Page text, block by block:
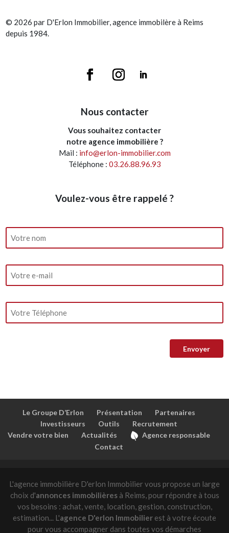
© 2026 par D'Erlon Immobilier, agence immobilère à Reims
depuis 1984.
Nous contacter
Vous souhaitez contacter
notre agence immobilière ?
Mail : info@erlon-immobilier.com
Téléphone : 03.26.88.96.93
Voulez-vous être rappelé ?
Le Groupe D’Erlon Présentation
Partenaires
Investisseurs
Outils
Recrutement
Vendre votre bien
Actualités
Agence responsable
Contact
L'agence immobilière D'erlon Immobilier vous propose un large
choix d'annonces immobilièresà Reims, pour répondre à tous
vos besoins : achat, vente, location, gestion, construction,
estimation... L'agence D'erlon Immobilier est à votre écoute
pour vous accompagner dans toutes vos démarches